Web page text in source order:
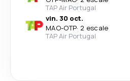
TAP Air Portugal
vin. 30 oct.
MAO-OTP· 2 escale
TAP Air Portugal